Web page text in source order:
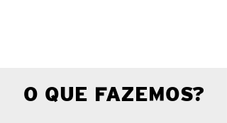
O QUE FAZEMOS?